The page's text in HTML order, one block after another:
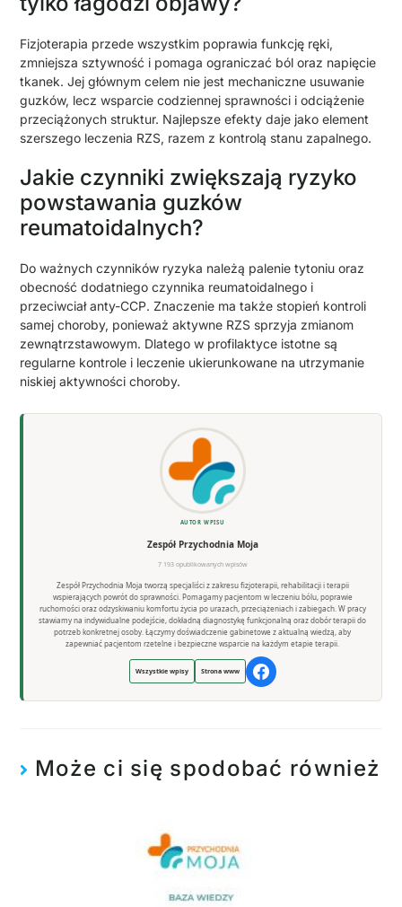
Fizjoterapia przede wszystkim poprawia funkcję ręki,
zmniejsza sztywność i pomaga ograniczać ból oraz napięcie
tkanek. Jej głównym celem nie jest mechaniczne usuwanie
guzków, lecz wsparcie codziennej sprawności i odciążenie
przeciążonych struktur. Najlepsze efekty daje jako element
szerszego leczenia RZS, razem z kontrolą stanu zapalnego.
Jakie czynniki zwiększają ryzyko
powstawania guzków
reumatoidalnych?
Do ważnych czynników ryzyka należą palenie tytoniu oraz
obecność dodatniego czynnika reumatoidalnego i
przeciwciał anty-CCP. Znaczenie ma także stopień kontroli
samej choroby, ponieważ aktywne RZS sprzyja zmianom
zewnątrzstawowym. Dlatego w profilaktyce istotne są
regularne kontrole i leczenie ukierunkowane na utrzymanie
niskiej aktywności choroby.
AUTOR WPISU
Zespół Przychodnia Moja
7 193 opublikowanych wpisów
Zespół Przychodnia Moja tworzą specjaliści z zakresu fizjoterapii, rehabilitacji i terapii
wspierających powrót do sprawności. Pomagamy pacjentom w leczeniu bólu, poprawie
ruchomości oraz odzyskiwaniu komfortu życia po urazach, przeciążeniach i zabiegach. W pracy
stawiamy na indywidualne podejście, dokładną diagnostykę funkcjonalną oraz dobór terapii do
potrzeb konkretnej osoby. Łączymy doświadczenie gabinetowe z aktualną wiedzą, aby
zapewniać pacjentom rzetelne i bezpieczne wsparcie na każdym etapie terapii.
Wszystkie wpisy Strona www
Może ci się spodobać również